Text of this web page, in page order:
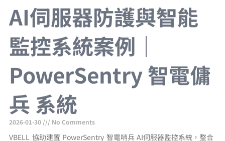
AI伺服器防護與智能
監控系統案例｜
PowerSentry 智電傭
兵 系統
2026-01-30 No Comments
VBELL 協助建置 PowerSentry 智電哨兵 AI伺服器監控系統，整合